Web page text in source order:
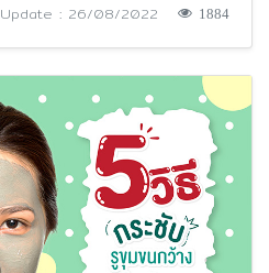
Update : 26/08/2022 1884